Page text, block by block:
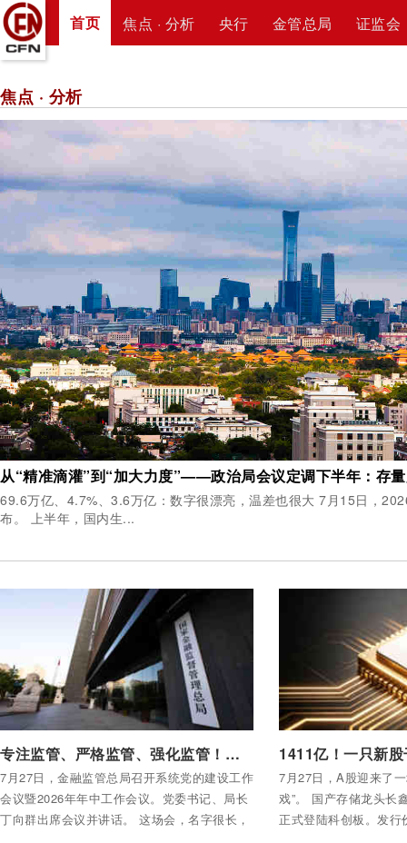
首页 焦点 · 分析 央行 金管总局 证监会
焦点 · 分析
69.6万亿、4.7%、3.6万亿：数字很漂亮，温差也很大 7月15日，2026年中国经济半年报公
布。 上半年，国内生...
专注监管、严格监管、强化监管！金融监管总局年中会议的重磅声音
7月27日，金融监管总局召开系统党的建设工作
会议暨2026年年中工作会议。党委书记、局长
丁向群出席会议并讲话。 这场会，名字很长，
7月27日，A股迎来了
戏”。 国产存储龙头长
正式登陆科创板。发